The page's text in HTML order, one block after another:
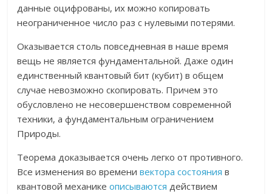
данные оцифрованы, их можно копировать
неограниченное число раз с нулевыми потерями.
Оказывается столь повседневная в наше время
вещь не является фундаментальной. Даже один
единственный квантовый бит (кубит) в общем
случае невозможно скопировать. Причем это
обусловлено не несовершенством современной
техники, а фундаментальным ограничением
Природы.
Теорема доказывается очень легко от противного.
Все изменения во временивектора состояния в
квантовой механикеописываются действием